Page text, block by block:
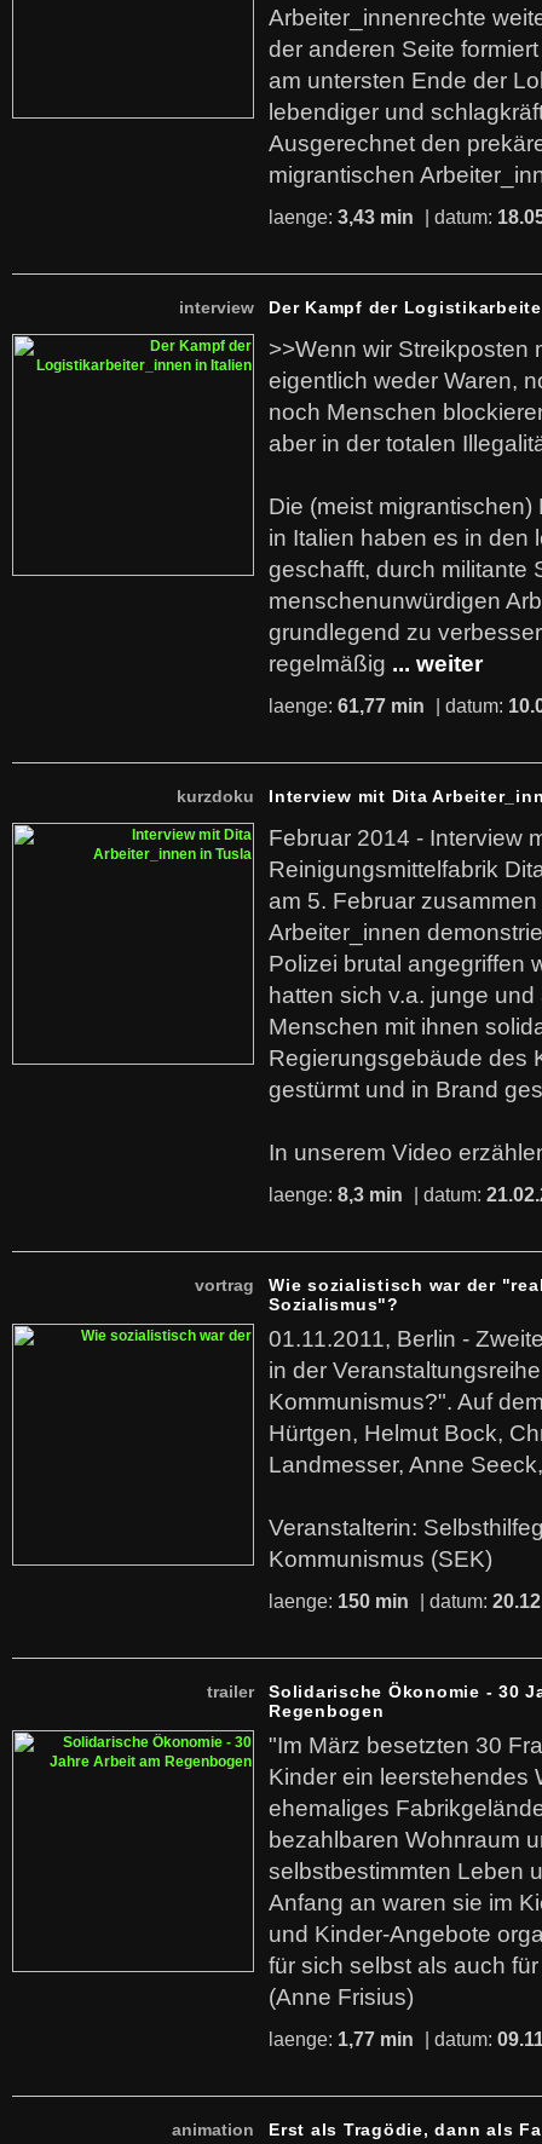
Arbeiter_innenrechte
der anderen Seite
am untersten Ende der
lebendiger und
Ausgerechnet den
migrantischen
laenge: 3,43 min | datum:
interview Der Kampf der
>>Wenn wir Streikposten
eigentlich weder Waren,
noch Menschen
aber in der totalen
Die (meist
in Italien haben es in den
geschafft, durch militante
menschenunwürdigen
grundlegend zu
regelmäßig ... weiter
laenge: 61,77 min | datum:
kurzdoku Interview mit Dita
Februar 2014 - Interview
Reinigungsmittelfabrik
am 5. Februar
Arbeiter_innen
Polizei brutal angegriffen
hatten sich v.a. junge
Menschen mit ihnen
Regierungsgebäude des
gestürmt und in Brand
In unserem Video
laenge: 8,3 min | datum:
vortrag
Wie sozialistisch war der
Sozialismus"?
01.11.2011, Berlin -
in der
Kommunismus?". Auf
Hürtgen, Helmut Bock,
Landmesser, Anne
Veranstalterin:
Kommunismus (SEK)
laenge: 150 min | datum:
trailer
Solidarische Ökonomie - 30
Regenbogen
"Im März besetzten 30
Kinder ein leerstehendes
ehemaliges
bezahlbaren Wohnraum
selbstbestimmten Leben
Anfang an waren sie im
und Kinder-Angebote
für sich selbst als auch
(Anne Frisius)
laenge: 1,77 min | datum:
animation Erst als Tragödie, dann als